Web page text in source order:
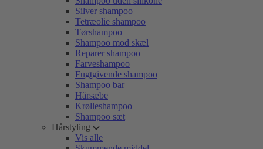
Silver shampoo
Tetræolie shampoo
Tørshampoo
Shampoo mod skæl
Reparer shampoo
Farveshampoo
Fugtgivende shampoo
Shampoo bar
Hårsæbe
Krølleshampoo
Shampoo sæt
Hårstyling
Vis alle